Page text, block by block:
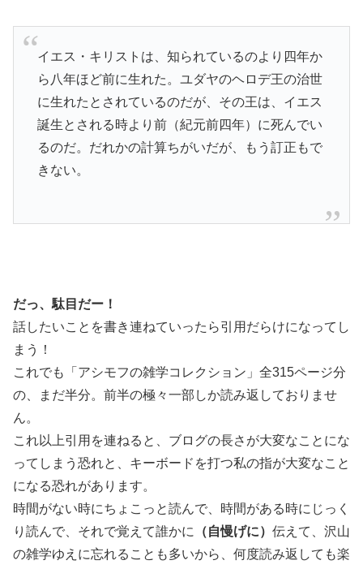
イエス・キリストは、知られているのより四年か
ら八年ほど前に生れた。ユダヤのヘロデ王の治世
に生れたとされているのだが、その王は、イエス
誕生とされる時より前（紀元前四年）に死んでい
るのだ。だれかの計算ちがいだが、もう訂正もで
きない。
だっ、駄目だー！
話したいことを書き連ねていったら引用だらけになってし
まう！
これでも「アシモフの雑学コレクション」全315ページ分
の、まだ半分。前半の極々一部しか読み返しておりませ
ん。
これ以上引用を連ねると、ブログの長さが大変なことにな
ってしまう恐れと、キーボードを打つ私の指が大変なこと
になる恐れがあります。
時間がない時にちょこっと読んで、時間がある時にじっく
り読んで、それで覚えて誰かに （自慢げに） 伝えて、沢山
の雑学ゆえに忘れることも多いから、何度読み返しても楽